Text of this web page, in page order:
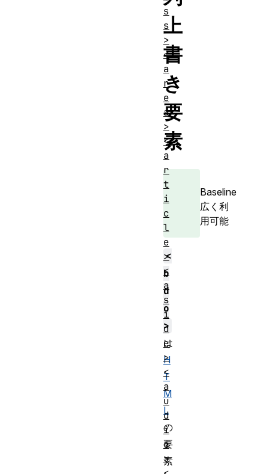
上
書
き
要
素
Baseline
広く利
用可能
<
b
d
o
>
は
H
T
M
L
の
要
素
s
s
>
<
a
r
e
a
>
<
a
r
t
i
c
l
e
>
<
a
s
i
d
e
>
<
a
u
d
i
o
>